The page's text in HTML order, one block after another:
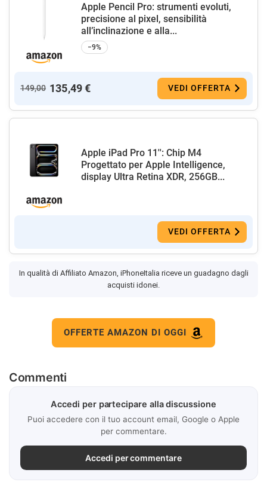
Apple Pencil Pro: strumenti evoluti,
precisione al pixel, sensibilità
all’inclinazione e alla...
−9%
149,00 135,49 € VEDI OFFERTA
Apple iPad Pro 11'': Chip M4
Progettato per Apple Intelligence,
display Ultra Retina XDR, 256GB...
VEDI OFFERTA
In qualità di Affiliato Amazon, iPhoneItalia riceve un guadagno dagli
acquisti idonei.
OFFERTE AMAZON DI OGGI
Commenti
Accedi per partecipare alla discussione
Puoi accedere con il tuo account email, Google o Apple
per commentare.
Accedi per commentare